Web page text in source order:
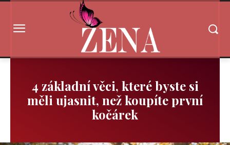
4 základní věci, které byste si
měli ujasnit, než koupíte první
kočárek